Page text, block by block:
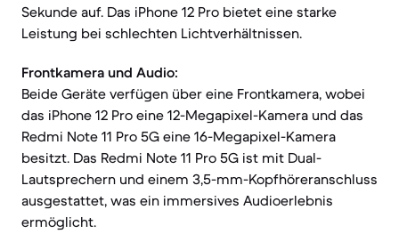
Sekunde auf. Das iPhone 12 Pro bietet eine starke
Leistung bei schlechten Lichtverhältnissen.
Frontkamera und Audio:
Beide Geräte verfügen über eine Frontkamera, wobei
das iPhone 12 Pro eine 12-Megapixel-Kamera und das
Redmi Note 11 Pro 5G eine 16-Megapixel-Kamera
besitzt. Das Redmi Note 11 Pro 5G ist mit Dual-
Lautsprechern und einem 3,5-mm-Kopfhöreranschluss
ausgestattet, was ein immersives Audioerlebnis
ermöglicht.